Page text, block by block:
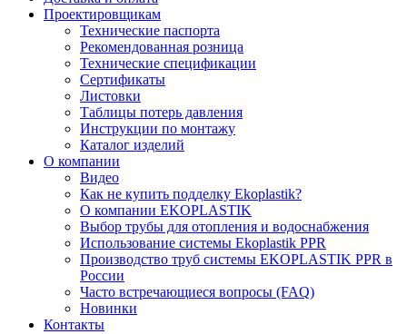
Проектировщикам
Технические паспорта
Рекомендованная розница
Технические спецификации
Сертификаты
Листовки
Таблицы потерь давления
Инструкции по монтажу
Каталог изделий
О компании
Видео
Как не купить подделку Ekoplastik?
О компании EKOPLASTIK
Выбор трубы для отопления и водоснабжения
Использование системы Ekoplastik PPR
Производство труб системы EKOPLASTIK PPR в
России
Часто встречающиеся вопросы (FAQ)
Новинки
Контакты